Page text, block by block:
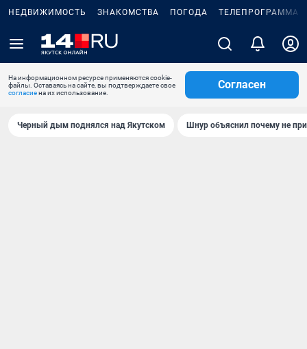
НЕДВИЖИМОСТЬ ЗНАКОМСТВА ПОГОДА ТЕЛЕПРОГРАММА
На информационном ресурсе применяются cookie-
файлы. Оставаясь на сайте, вы подтверждаете свое
согласиена их использование.
Согласен
Черный дым поднялся над Якутском Шнур объяснил почему не